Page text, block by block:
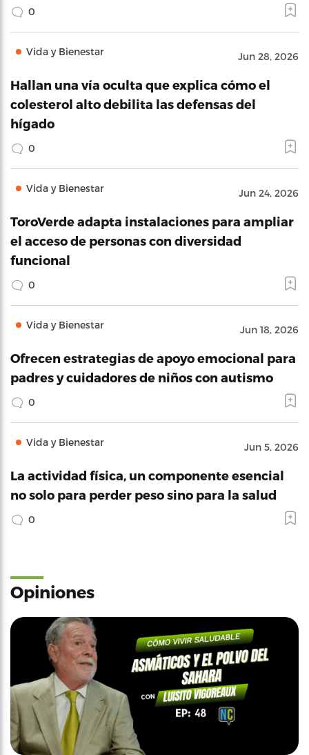
0
Vida y Bienestar Jun 28, 2026
Hallan una vía oculta que explica cómo el
colesterol alto debilita las defensas del
hígado
0
Vida y Bienestar Jun 24, 2026
ToroVerde adapta instalaciones para ampliar
el acceso de personas con diversidad
funcional
0
Vida y Bienestar Jun 18, 2026
Ofrecen estrategias de apoyo emocional para
padres y cuidadores de niños con autismo
0
Vida y Bienestar Jun 5, 2026
La actividad física, un componente esencial
no solo para perder peso sino para la salud
0
Opiniones